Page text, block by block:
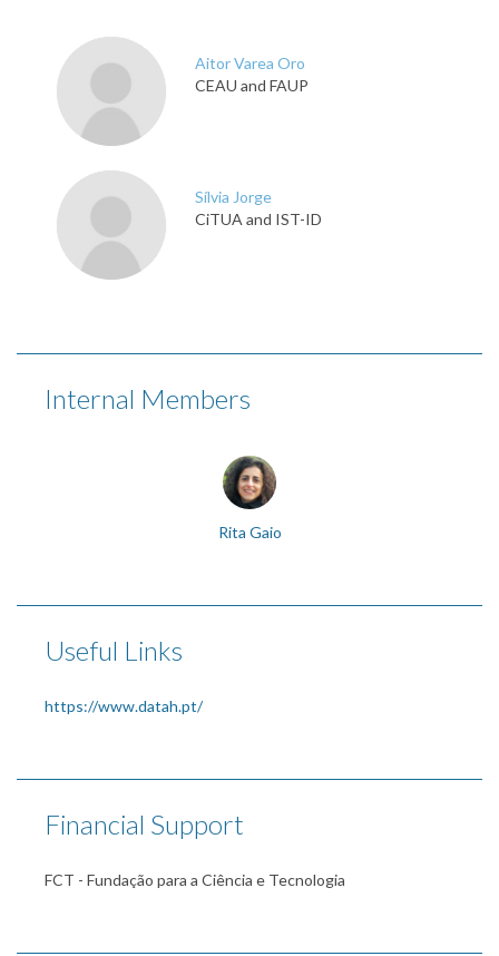
Aitor Varea Oro
CEAU and FAUP
Sílvia Jorge
CiTUA and IST-ID
Internal Members
Rita Gaio
Useful Links
https://www.datah.pt/
Financial Support
FCT - Fundação para a Ciência e Tecnologia